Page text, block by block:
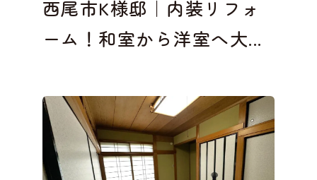
西尾市K様邸｜内装リフォ
ーム！和室から洋室へ大...